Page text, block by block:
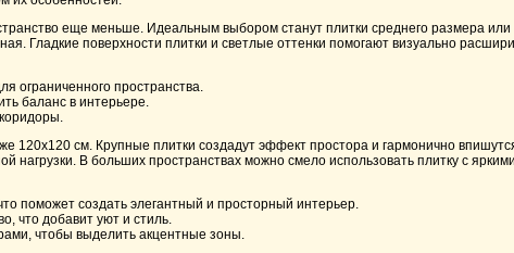
еще меньше. Идеальным выбором станут плитки среднего размера или
Гладкие поверхности плитки и светлые оттенки помогают визуально
ограниченного пространства.
баланс в интерьере.
см. Крупные плитки создадут эффект простора и гармонично
нагрузки. В больших пространствах можно смело использовать плитку с
поможет создать элегантный и просторный интерьер.
что добавит уют и стиль.
чтобы выделить акцентные зоны.